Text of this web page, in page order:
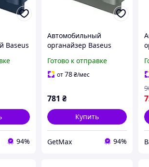
Baseus
2
94%
Автомобильный
органайзер Baseus
отделения с
подстаканником,
Готово к отправке
от78₴/мес
781 ₴
Купить
GetMax 94%